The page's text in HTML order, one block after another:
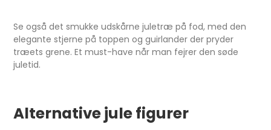
Se også det smukke udskårne juletræ på fod, med den
elegante stjerne på toppen og guirlander der pryder
træets grene. Et must-have når man fejrer den søde
juletid.
Alternative jule figurer